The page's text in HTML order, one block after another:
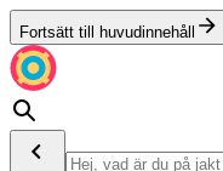
Fortsätt till huvudinnehåll